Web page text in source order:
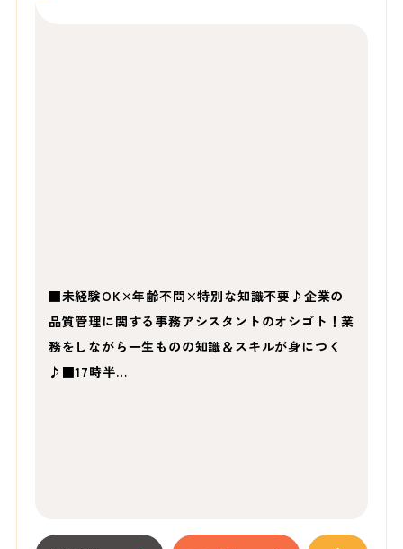
■未経験OK×年齢不問×特別な知識不要♪企業の
品質管理に関する事務アシスタントのオシゴト！業
務をしながら一生ものの知識＆スキルが身につく
♪■17時半…